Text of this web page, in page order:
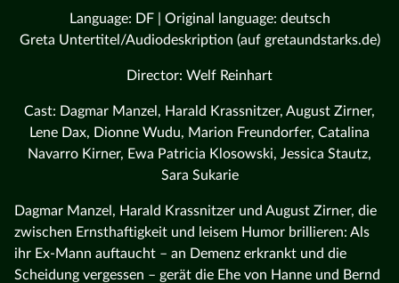
Language: DF | Original language: deutsch
Greta Untertitel/Audiodeskription (auf gretaundstarks.de)
Director: Welf Reinhart
Cast: Dagmar Manzel, Harald Krassnitzer, August Zirner,
Lene Dax, Dionne Wudu, Marion Freundorfer, Catalina
Navarro Kirner, Ewa Patricia Klosowski, Jessica Stautz,
Sara Sukarie
Dagmar Manzel, Harald Krassnitzer und August Zirner, die
zwischen Ernsthaftigkeit und leisem Humor brillieren: Als
ihr Ex-Mann auftaucht – an Demenz erkrankt und die
Scheidung vergessen – gerät die Ehe von Hanne und Bernd